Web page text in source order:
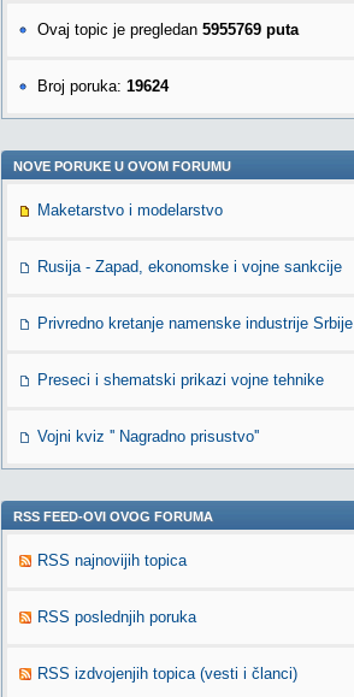
Ovaj topic je pregledan 5955769 puta
Broj poruka: 19624
NOVE PORUKE U OVOM FORUMU
Maketarstvo i modelarstvo
Rusija - Zapad, ekonomske i vojne sankcije
Privredno kretanje namenske industrije Srbije
Preseci i shematski prikazi vojne tehnike
Vojni kviz '' Nagradno prisustvo''
RSS FEED-OVI OVOG FORUMA
RSS najnovijih topica
RSS poslednjih poruka
RSS izdvojenjih topica (vesti i članci)